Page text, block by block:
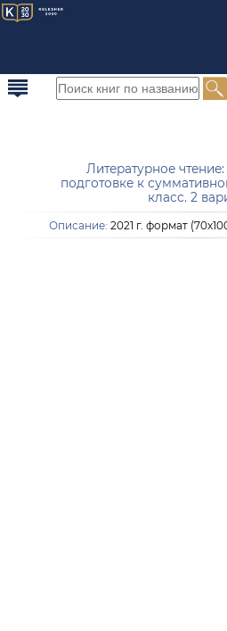
Литературное
подготовке к
класс. 2
Описание: 2021 г. формат